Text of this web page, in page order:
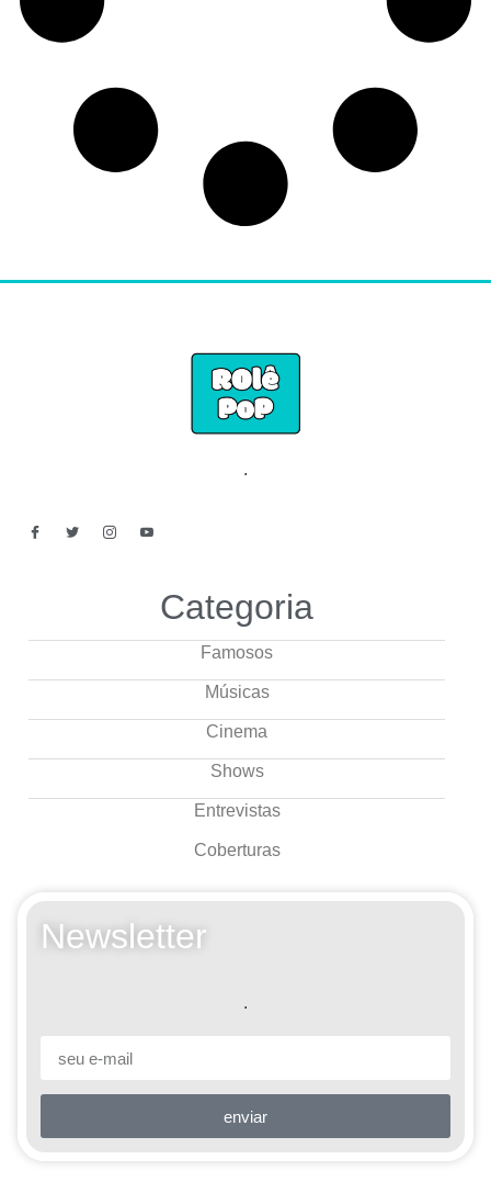
.
Categoria
Famosos
Músicas
Cinema
Shows
Entrevistas
Coberturas
Newsletter
.
enviar